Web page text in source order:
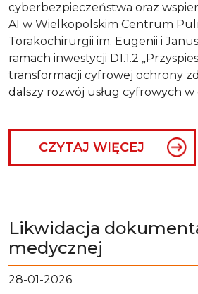
cyberbezpieczeństwa oraz
AI w Wielkopolskim Centrum
Torakochirurgii im. Eugenii i
ramach inwestycji D1.1.2
transformacji cyfrowej ochrony
dalszy rozwój usług cyfrowych w
CZYTAJ WIĘCEJ
Likwidacja
medycznej
28-01-2026